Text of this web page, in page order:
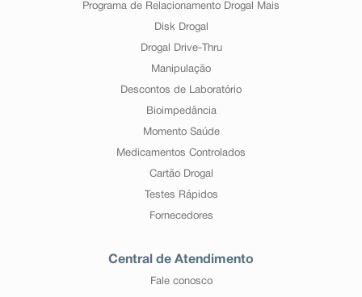
Programa de Relacionamento Drogal Mais
Disk Drogal
Drogal Drive-Thru
Manipulação
Descontos de Laboratório
Bioimpedância
Momento Saúde
Medicamentos Controlados
Cartão Drogal
Testes Rápidos
Fornecedores
Central de Atendimento
Fale conosco